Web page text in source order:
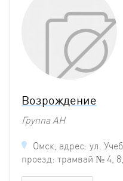
Возрождение
Группа АН
Омск, адрес: ул.
проезд: трамвай № 4,